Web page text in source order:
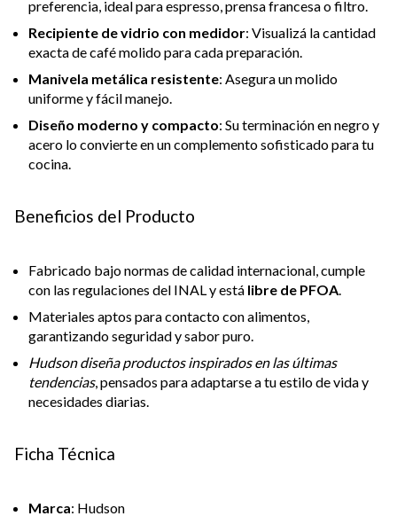
preferencia, ideal para espresso, prensa francesa o filtro.
Recipiente de vidrio con medidor: Visualizá la cantidad
exacta de café molido para cada preparación.
Manivela metálica resistente: Asegura un molido
uniforme y fácil manejo.
Diseño moderno y compacto: Su terminación en negro y
acero lo convierte en un complemento sofisticado para tu
cocina.
Beneficios del Producto
Fabricado bajo normas de calidad internacional, cumple
con las regulaciones del INAL y está libre de PFOA.
Materiales aptos para contacto con alimentos,
garantizando seguridad y sabor puro.
Hudson diseña productos inspirados en las últimas
tendencias, pensados para adaptarse a tu estilo de vida y
necesidades diarias.
Ficha Técnica
Marca: Hudson